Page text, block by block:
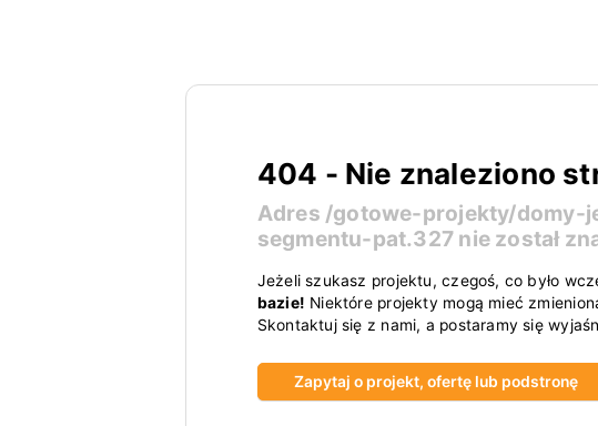
404 - Nie znaleziono
Adres /gotowe-projekty/domy-
segmentu-pat.327 nie został
Jeżeli szukasz projektu, czegoś, co było
bazie! Niektóre projekty mogą mieć
Skontaktuj się z nami, a postaramy się
Zapytaj o projekt, ofertę lub podstronę